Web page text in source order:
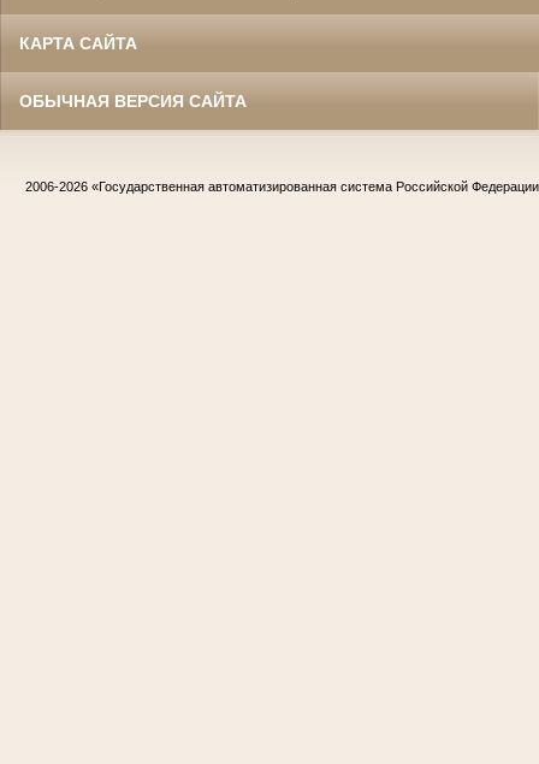
КАРТА САЙТА
ОБЫЧНАЯ ВЕРСИЯ САЙТА
2006-2026 «Государственная автоматизированная система Российской